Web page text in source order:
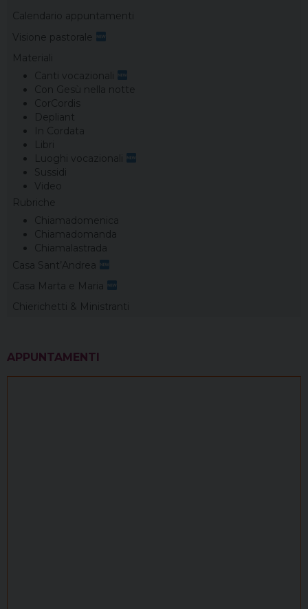
Calendario appuntamenti
Visione pastorale
Materiali
Canti vocazionali
Con Gesù nella notte
CorCordis
Depliant
In Cordata
Libri
Luoghi vocazionali
Sussidi
Video
Rubriche
Chiamadomenica
Chiamadomanda
Chiamalastrada
Casa Sant’Andrea
Casa Marta e Maria
Chierichetti & Ministranti
APPUNTAMENTI